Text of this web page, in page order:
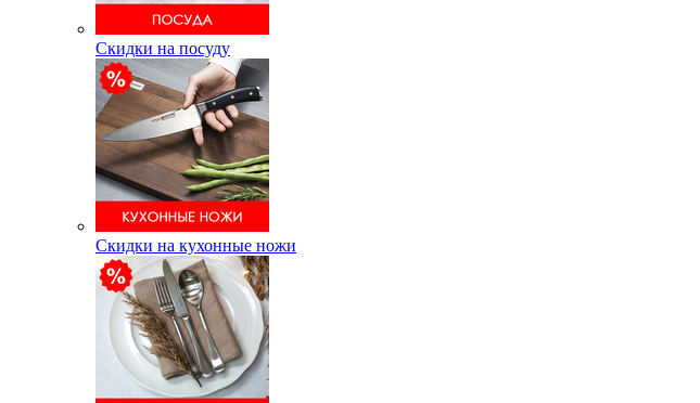
Скидки на посуду
Скидки на кухонные ножи